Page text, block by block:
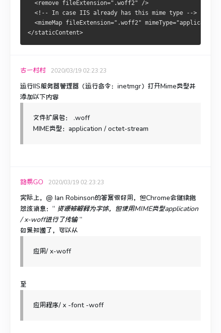
  <remove fileExtension=".woff2" />
  <!-- In case IIS already has this mime type -->
<mimeMap fileExtension=".woff2"
</staticContent>
古一村村 2020/03/19 02:23:23
运行IIS服务器管理器（运行命令：inetmgr）打开Mime类型并
添加以下内容
文件扩展名：
.woff
MIME类型：application / octet-stream
路易GO 2020/03/19 02:23:23
实际上，@ Ian Robinson的答案很好用，但Chrome会继续抱
怨该消息：“ 资源被解释为字体，但使用MIME类型application
/ x-woff进行了传输”
如果知道了，可以从
应用/ x-woff
至
应用程序/ x -font-woff